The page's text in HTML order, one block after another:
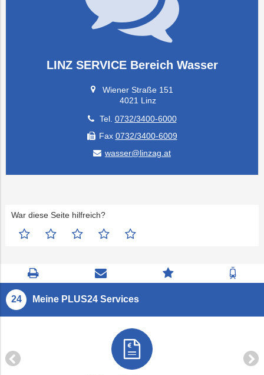
LINZ SERVICE Bereich Wasser
Wiener Straße 151
4021 Linz
Tel. 0732/3400-6000
Fax 0732/3400-6009
wasser@linzag.at
War diese Seite hilfreich?
Seite
drucken
Kontaktseite
öffnen
Zum
Feedback
Zur
Meine PLUS24 Services